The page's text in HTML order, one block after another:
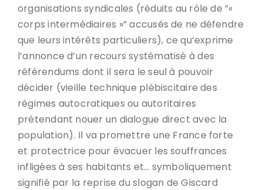
organisations syndicales (réduits au rôle de ”«
corps intermédiaires »” accusés de ne défendre
que leurs intérêts particuliers), ce qu’exprime
l’annonce d’un recours systématisé à des
référendums dont il sera le seul à pouvoir
décider (vieille technique plébiscitaire des
régimes autocratiques ou autoritaires
prétendant nouer un dialogue direct avec la
population). Il va promettre une France forte
et protectrice pour évacuer les souffrances
infligées à ses habitants et… symboliquement
signifié par la reprise du slogan de Giscard